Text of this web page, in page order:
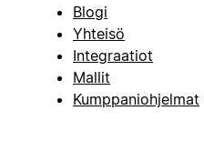
Blogi
Yhteisö
Integraatiot
Mallit
Kumppaniohjelmat